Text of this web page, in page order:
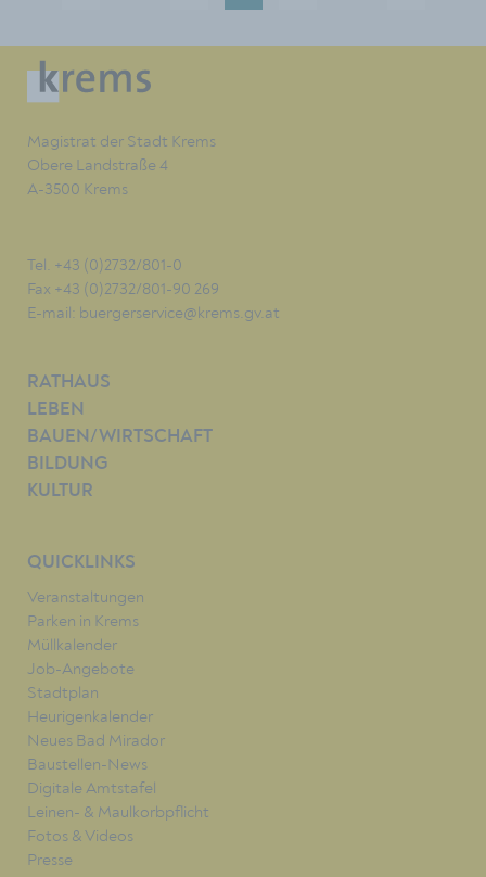
Magistrat der Stadt Krems
Obere Landstraße 4
A-3500 Krems
Tel. +43 (0)2732/801-0
Fax +43 (0)2732/801-90 269
E-mail: buergerservice@krems.gv.at
RATHAUS
LEBEN
BAUEN/WIRTSCHAFT
BILDUNG
KULTUR
QUICKLINKS
Veranstaltungen
Parken in Krems
Müllkalender
Job-Angebote
Stadtplan
Heurigenkalender
Neues Bad Mirador
Baustellen-News
Digitale Amtstafel
Leinen- & Maulkorbpflicht
Fotos & Videos
Presse